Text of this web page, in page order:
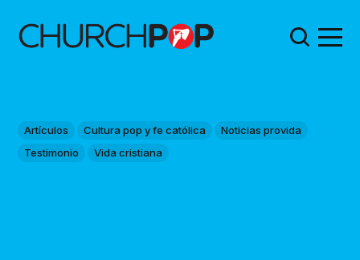
Artículos Cultura pop y fe católica
Noticias provida
Testimonio
Vida cristiana